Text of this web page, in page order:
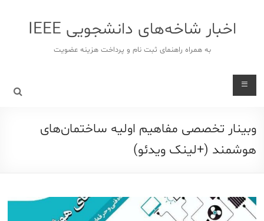
اخبار شاخه‌های دانشجویی IEEE
به همراه راهنمای ثبت نام و پرداخت هزینه عضویت
وبینار تخصصی مفاهیم اولیه ساختمان‌های
هوشمند (+لینک ویدئو)